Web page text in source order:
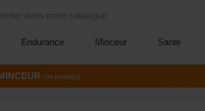
dans notre catalogue
Endurance Minceur Santé
(34 produits)